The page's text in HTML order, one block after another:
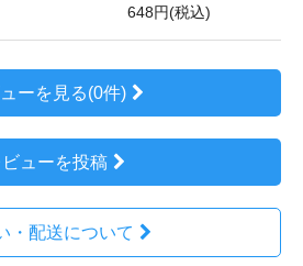
648円(税込)
ーを見る(0件)
ビューを投稿
・配送について